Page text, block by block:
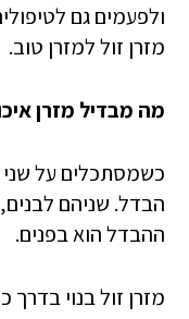
ולפעמים גם
מזרן זול למזרן טוב.
מה מבדיל מזרן
כשמסתכלים על
הבדל. שניהם לבנים,
ההבדל הוא בפנים.
מזרן זול בנוי